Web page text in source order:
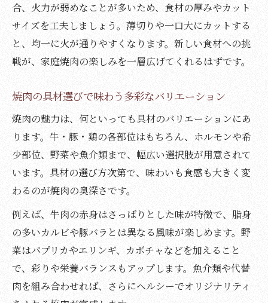
合、火力が弱めなことが多いため、食材の厚みやカット
サイズを工夫しましょう。薄切りや一口大にカットする
と、均一に火が通りやすくなります。新しい食材への挑
戦が、家庭焼肉の楽しみを一層広げてくれるはずです。
焼肉の具材選びで味わう多彩なバリエーション
焼肉の魅力は、何といっても具材のバリエーションにあ
ります。牛・豚・鶏の各部位はもちろん、ホルモンや希
少部位、野菜や魚介類まで、幅広い選択肢が用意されて
います。具材の選び方次第で、味わいも食感も大きく変
わるのが焼肉の奥深さです。
例えば、牛肉の赤身はさっぱりとした味が特徴で、脂身
の多いカルビや豚バラとは異なる風味が楽しめます。野
菜はパプリカやエリンギ、カボチャなどを加えること
で、彩りや栄養バランスもアップします。魚介類や代替
肉を組み合わせれば、さらにヘルシーでオリジナリティ